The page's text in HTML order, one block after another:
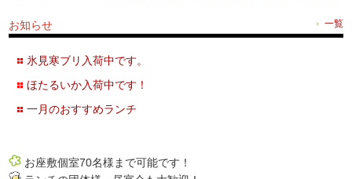
お知らせ 一覧
氷見寒ブリ入荷中です。
ほたるいか入荷中です！
一月のおすすめランチ
お座敷個室70名様まで可能です！